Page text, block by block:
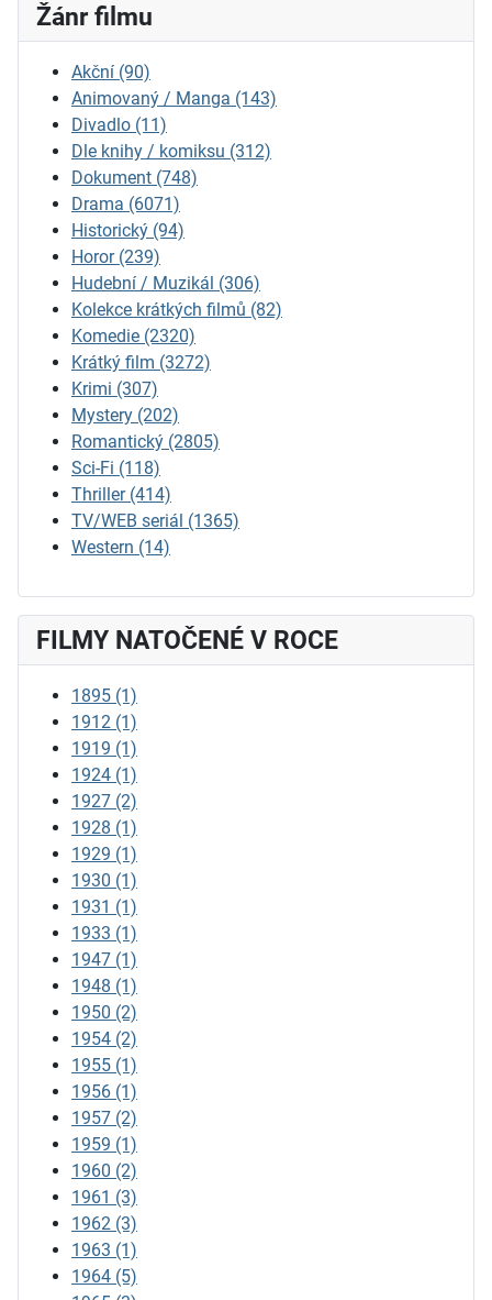
Žánr filmu
Akční (90)
Animovaný / Manga (143)
Divadlo (11)
Dle knihy / komiksu (312)
Dokument (748)
Drama (6071)
Historický (94)
Horor (239)
Hudební / Muzikál (306)
Kolekce krátkých filmů (82)
Komedie (2320)
Krátký film (3272)
Krimi (307)
Mystery (202)
Romantický (2805)
Sci-Fi (118)
Thriller (414)
TV/WEB seriál (1365)
Western (14)
FILMY NATOČENÉ V ROCE
1895 (1)
1912 (1)
1919 (1)
1924 (1)
1927 (2)
1928 (1)
1929 (1)
1930 (1)
1931 (1)
1933 (1)
1947 (1)
1948 (1)
1950 (2)
1954 (2)
1955 (1)
1956 (1)
1957 (2)
1959 (1)
1960 (2)
1961 (3)
1962 (3)
1963 (1)
1964 (5)